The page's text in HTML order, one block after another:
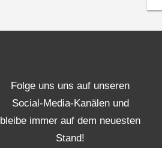
Folge uns uns auf unseren
Social-Media-Kanälen und
bleibe immer auf dem neuesten
Stand!